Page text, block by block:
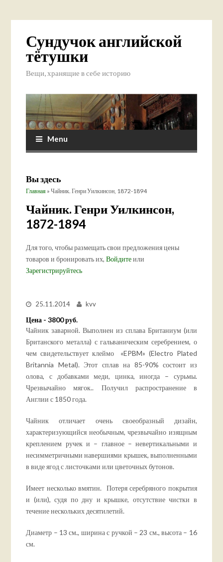
Сундучок английской
тётушки
Вещи, хранящие в себе историю
Menu
Вы здесь
Главная » Чайник. Генри Уилкинсон, 1872-1894
Чайник. Генри Уилкинсон,
1872-1894
Для того, чтобы размещать свои предложения цены
товаров и бронировать их,Войдитеили
Зарегистрируйтесь
25.11.2014 kvv
Цена - 3800 руб.
Чайник заварной. Выполнен из сплава Британиум (или
Британского металла) с гальваническим серебрением, о
чем свидетельствует клеймо «EPBM» (Electro Plated
Britannia Metal). Этот сплав на 85-90% состоит из
олова, с добавками меди, цинка, иногда – сурьмы.
Чрезвычайно мягок.. Получил распространение в
Англии с 1850 года.
Чайник отличает очень своеобразный дизайн,
характеризующийся необычным, чрезвычайно изящным
креплением ручек и – главное – невертикальными и
несимметричными навершиями крышек, выполненными
в виде ягод с листочками или цветочных бутонов.
Имеет несколько вмятин. Потеря серебряного покрытия
и (или), судя по дну и крышке, отсутствие чистки в
течение нескольких десятилетий.
Диаметр – 13 см., ширина с ручкой – 23 см., высота – 16
см.